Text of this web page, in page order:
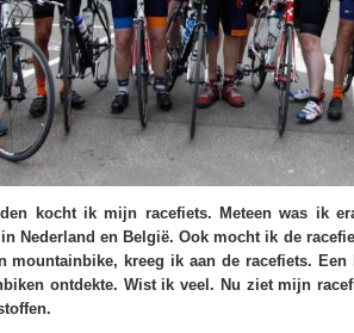
kocht ik mijn racefiets. Meteen was ik
Nederland en België. Ook mocht ik de
mountainbike, kreeg ik aan de racefiets.
ontdekte. Wist ik veel. Nu ziet mijn